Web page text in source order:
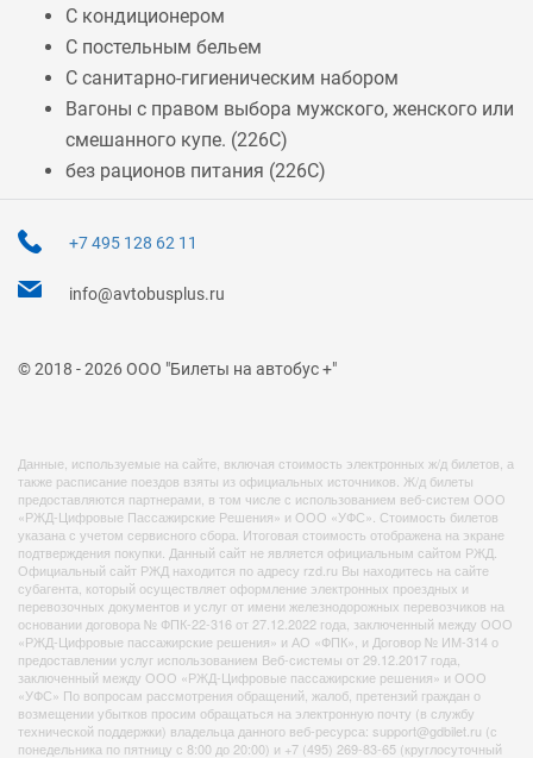
С кондиционером
С постельным бельем
С санитарно-гигиеническим набором
Вагоны с правом выбора мужского, женского или
смешанного купе. (226С)
без рационов питания (226С)
+7 495 128 62 11
info@avtobusplus.ru
© 2018 - 2026 ООО "Билеты на автобус +"
Данные, используемые на сайте, включая стоимость электронных ж/д билетов, а
также расписание поездов взяты из официальных источников. Ж/д билеты
предоставляются партнерами, в том числе с использованием веб-систем ООО
«РЖД-Цифровые Пассажирские Решения» и ООО «УФС». Стоимость билетов
указана с учетом сервисного сбора. Итоговая стоимость отображена на экране
подтверждения покупки. Данный сайт не является официальным сайтом РЖД.
Официальный сайт РЖД находится по адресу rzd.ru Вы находитесь на сайте
субагента, который осуществляет оформление электронных проездных и
перевозочных документов и услуг от имени железнодорожных перевозчиков на
основании договора № ФПК-22-316 от 27.12.2022 года, заключенный между ООО
«РЖД-Цифровые пассажирские решения» и АО «ФПК», и Договор № ИМ-314 о
предоставлении услуг использованием Веб-системы от 29.12.2017 года,
заключенный между ООО «РЖД-Цифровые пассажирские решения» и ООО
«УФС» По вопросам рассмотрения обращений, жалоб, претензий граждан о
возмещении убытков просим обращаться на электронную почту (в службу
технической поддержки) владельца данного веб-ресурса: support@gdbilet.ru (с
понедельника по пятницу с 8:00 до 20:00) и +7 (495) 269-83-65 (круглосуточный